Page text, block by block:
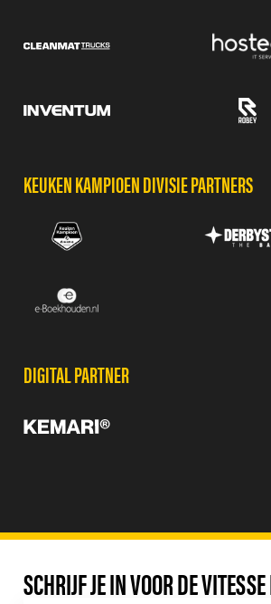
KEUKEN KAMPIOEN DIVISIE PARTNERS
DIGITAL PARTNER
SCHRIJF JE IN VOOR DE